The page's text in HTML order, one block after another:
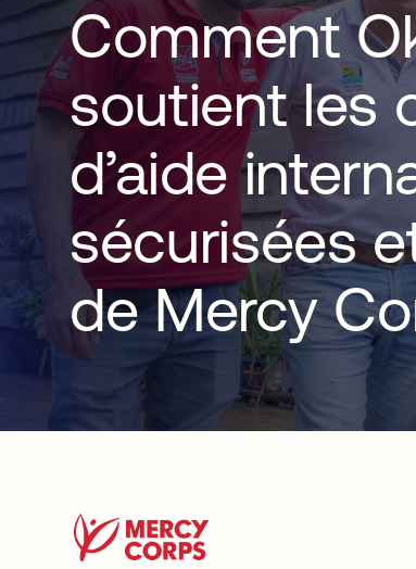
Comment
soutient les
d’aide
sécurisées
de Mercy